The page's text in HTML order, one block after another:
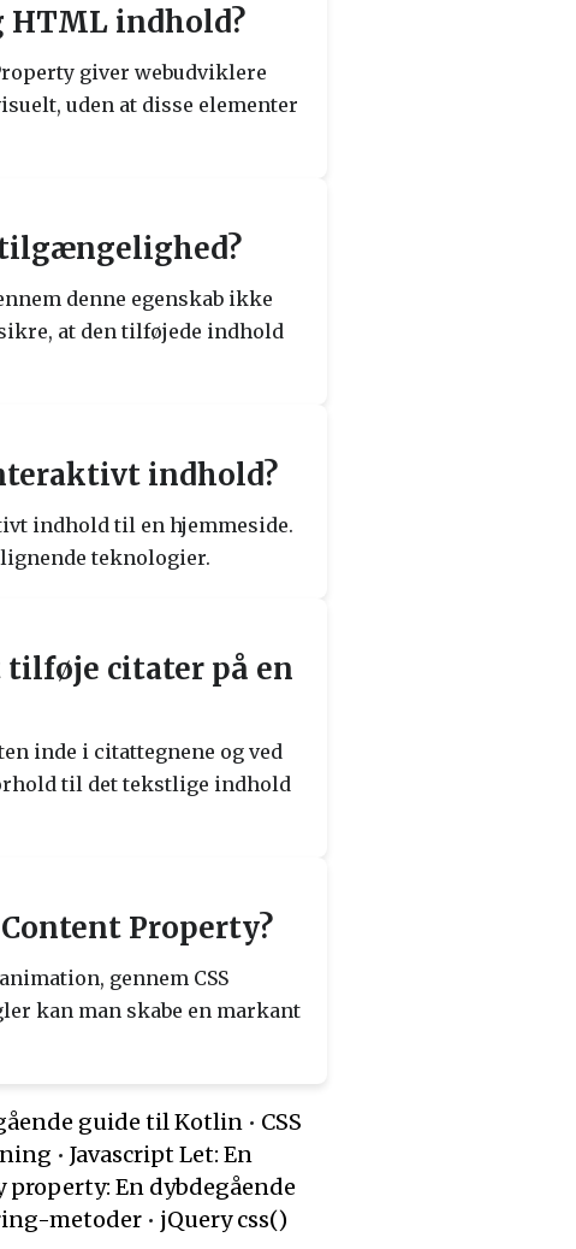
HTML indhold?
giver webudviklere
uden at disse elementer
tilgængelighed?
denne egenskab ikke
at den tilføjede indhold
indhold?
indhold til en hjemmeside.
teknologier.
tilføje citater på en
inde i citattegnene og ved
til det tekstlige indhold
Property?
gennem CSS
kan man skabe en markant
guide til Kotlin • CSS
• Javascript Let: En
property: En dybdegående
metoder • jQuery css()